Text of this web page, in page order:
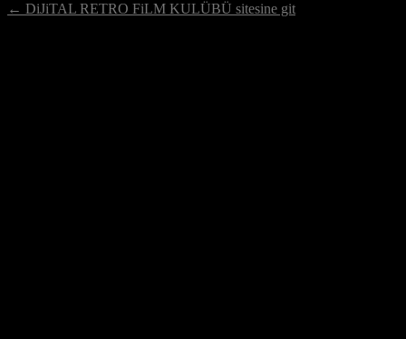
← DiJiTAL RETRO FiLM KULÜBÜ sitesine git